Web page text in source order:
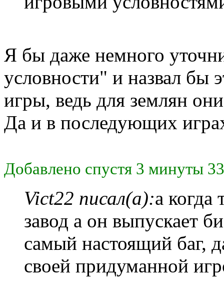
Я бы даже немного
условности" и назвал бы
игры, ведь для землян
Да и в последующих
Добавлено спустя 3 минуты
Vict22 писал(а):а
завод а он выпускает
самый настоящий баг,
своей придуманной